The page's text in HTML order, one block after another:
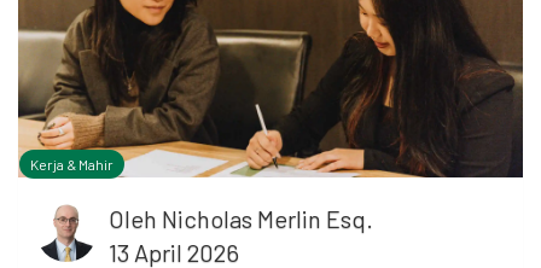
Kerja & Mahir
Oleh Nicholas Merlin Esq.
13 April 2026